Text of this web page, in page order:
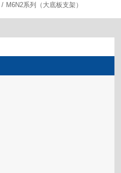
/ M6N2系列（大底板支架）